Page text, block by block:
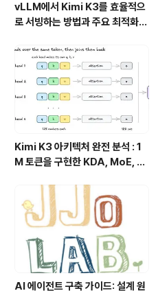
vLLM에서 Kimi K3를 효율적으
로 서빙하는 방법과 주요 최적화
Kimi K3 아키텍처 완전 분석 : 1
M 토큰을 구현한 KDA, MoE, Fl
핵심 기술
AI 에이전트 구축 가이드: 설계 원